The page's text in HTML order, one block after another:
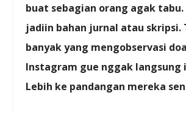
buat sebagian orang agak
jadiin bahan jurnal atau skripsi.
banyak yang mengobservasi
Instagram gue nggak langsung
Lebih ke pandangan mereka